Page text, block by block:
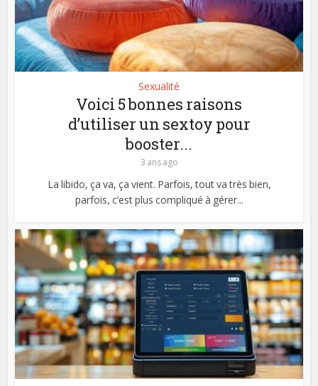
Sexualité
Voici 5 bonnes raisons
d’utiliser un sextoy pour
booster...
3 ans ago
La libido, ça va, ça vient. Parfois, tout va très bien,
parfois, c’est plus compliqué à gérer...